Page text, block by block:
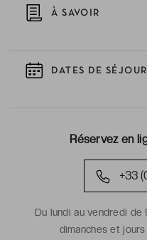
À SAVOIR
DATES DE SÉJOUR
Réservez en
+33
Du lundi au vendredi
dimanches et